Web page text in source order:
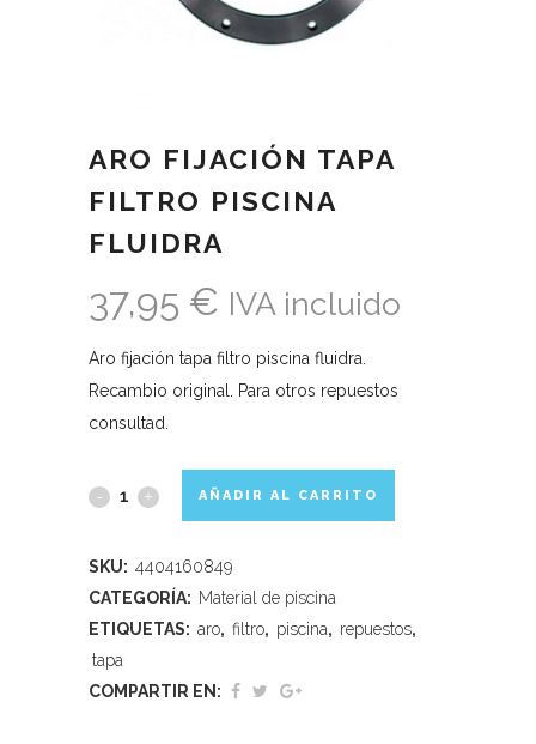
ARO FIJACIÓN TAPA
FILTRO PISCINA
FLUIDRA
37,95 € IVA incluido
Aro fijación tapa filtro piscina fluidra.
Recambio original. Para otros repuestos
consultad.
AÑADIR AL CARRITO
SKU: 4404160849
CATEGORÍA: Material de piscina
ETIQUETAS: aro, filtro, piscina, repuestos,
tapa
COMPARTIR EN: